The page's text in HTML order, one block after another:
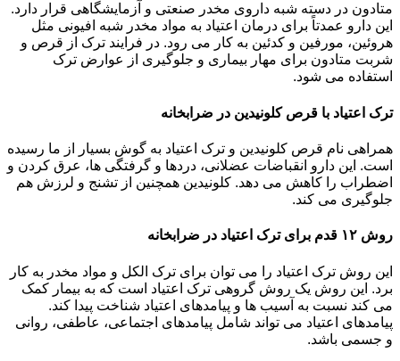
متادون در دسته شبه داروی مخدر صنعتی و آزمایشگاهی قرار دارد.
این دارو عمدتاً برای درمان اعتیاد به مواد مخدر شبه افیونی مثل
هروئین، مورفین و کدئین به کار می رود. در فرایند ترک از قرص و
شربت متادون برای مهار بیماری و جلوگیری از عوارض ترک
استفاده می شود.
ترک اعتیاد با قرص کلونیدین در ضرابخانه
همراهی نام قرص کلونیدین و ترک اعتیاد به گوش بسیار از ما رسیده
است. این دارو انقباضات عضلانی، دردها و گرفتگی ها، عرق کردن و
اضطراب را کاهش می دهد. کلونیدین همچنین از تشنج و لرزش هم
جلوگیری می کند.
روش ۱۲ قدم برای ترک اعتیاد در ضرابخانه
این روش ترک اعتیاد را می توان برای ترک الکل و مواد مخدر به کار
برد. این روش یک روش گروهی ترک اعتیاد است که به بیمار کمک
می کند نسبت به آسیب ها و پیامدهای اعتیاد شناخت پیدا کند.
پیامدهای اعتیاد می تواند شامل پیامدهای اجتماعی، عاطفی، روانی
و جسمی باشد.